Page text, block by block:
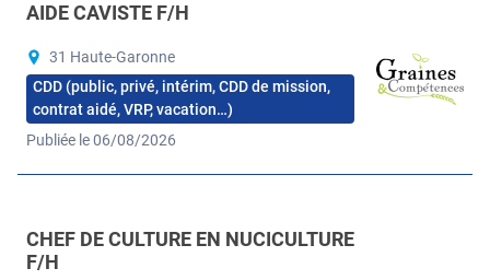
AIDE CAVISTE F/H
31 Haute-Garonne
CDD (public, privé, intérim, CDD de mission,
contrat aidé, VRP, vacation…)
Publiée le 06/08/2026
CHEF DE CULTURE EN NUCICULTURE
F/H